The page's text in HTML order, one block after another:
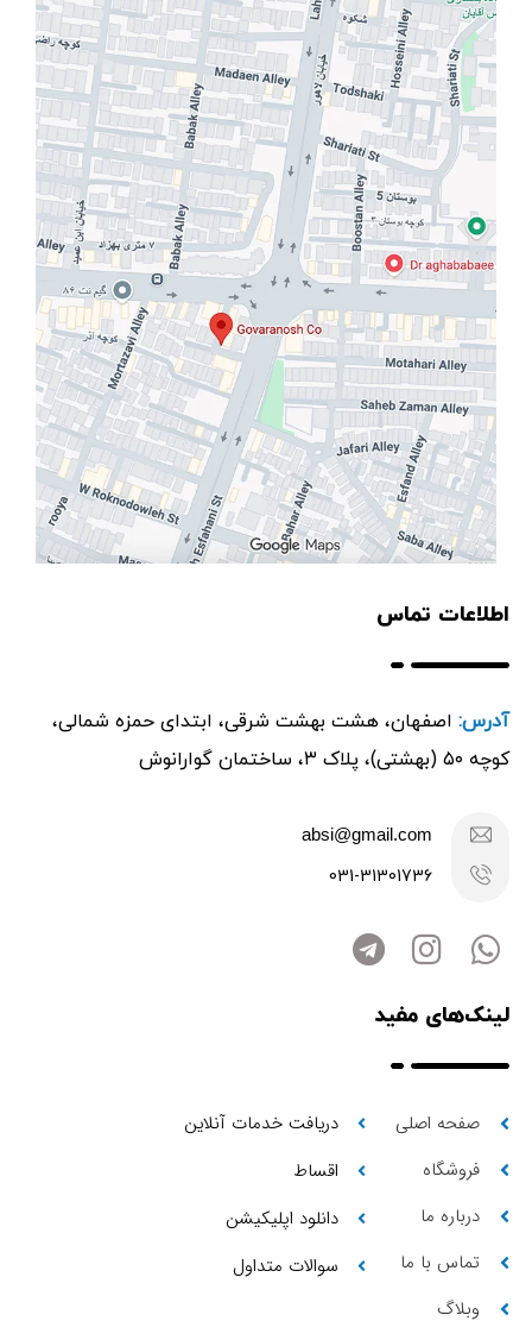
اطلاعات تماس
آدرس: اصفهان، هشت بهشت شرقی، ابتدای حمزه شمالی،
کوچه ۵۰ (بهشتی)، پلاک ۳، ساختمان گوارانوش
absi@gmail.com
031-31301736
لینک‌های مفید
صفحه اصلی
فروشگاه
درباره ما
تماس با ما
وبلاگ
دریافت خدمات آنلاین
اقساط
دانلود اپلیکیشن
سوالات متداول